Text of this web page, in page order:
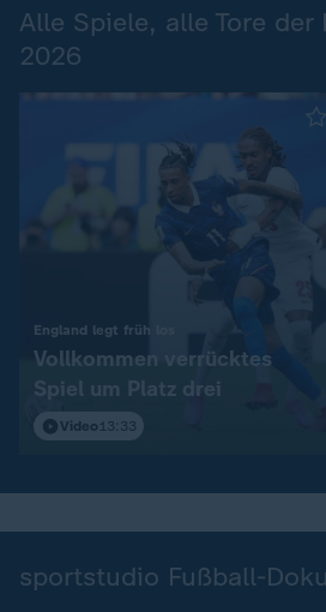
Alle Spiele, alle Tore der
2026
England legt früh los
Vollkommen verrücktes
Spiel um Platz drei
Video 13:33
sportstudio Fußball-